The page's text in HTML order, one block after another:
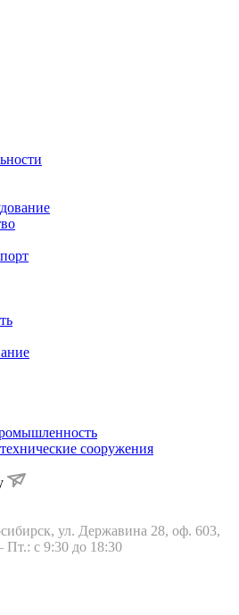
сооружения
ул. Державина 28, оф. 603,
с 9:30 до 18:30